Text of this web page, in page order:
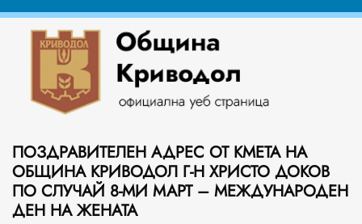
ПОЗДРАВИТЕЛЕН АДРЕС ОТ КМЕТА НА
ОБЩИНА КРИВОДОЛ Г-Н ХРИСТО ДОКОВ
ПО СЛУЧАЙ 8-МИ МАРТ – МЕЖДУНАРОДЕН
ДЕН НА ЖЕНАТА